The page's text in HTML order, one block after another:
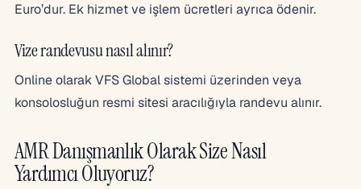
Euro’dur. Ek hizmet ve işlem ücretleri ayrıca ödenir.
Vize randevusu nasıl alınır?
Online olarak VFS Global sistemi üzerinden veya
konsolosluğun resmi sitesi aracılığıyla randevu alınır.
AMR Danışmanlık Olarak Size Nasıl
Yardımcı Oluyoruz?